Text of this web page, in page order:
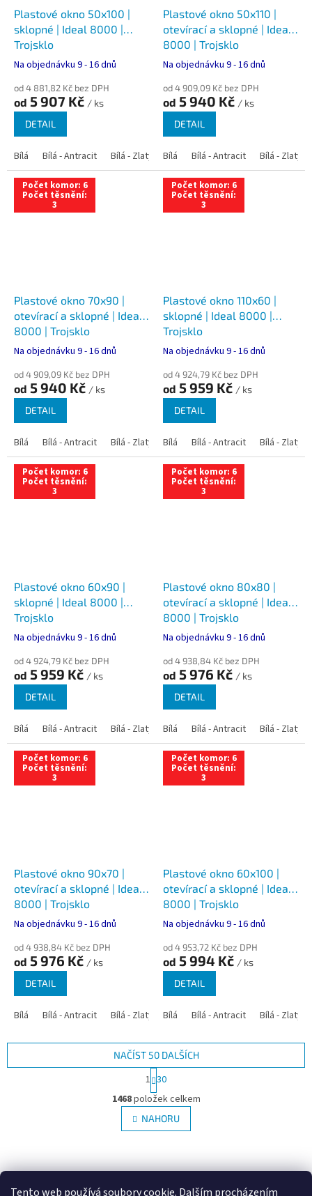
Tento web používá soubory cookie. Dalším procházením
Plastové okno 50x100 |
sklopné | Ideal 8000 |
Trojsklo
Na objednávku 9 - 16 dnů
od 4 881,82 Kč bez DPH
od 5 907 Kč / ks
DETAIL
Bílá Bílá - Antracit Bílá - Zlatý dub Bílá - Tmavý dub Bílá -
Plastové okno 50x110 |
otevírací a sklopné | Ideal
8000 | Trojsklo
Na objednávku 9 - 16 dnů
od 4 909,09 Kč bez DPH
od 5 940 Kč / ks
DETAIL
Bílá Bílá - Antracit Bílá - Zlatý
Počet komor: 6
Počet těsnění:
3
Plastové okno 70x90 |
otevírací a sklopné | Ideal
8000 | Trojsklo
Na objednávku 9 - 16 dnů
od 4 909,09 Kč bez DPH
od 5 940 Kč / ks
DETAIL
Bílá Bílá - Antracit Bílá - Zlatý dub Bílá - Tmavý dub Bílá -
Počet komor: 6
Počet těsnění:
3
Plastové okno 110x60 |
sklopné | Ideal 8000 |
Trojsklo
Na objednávku 9 - 16 dnů
od 4 924,79 Kč bez DPH
od 5 959 Kč / ks
DETAIL
Bílá Bílá - Antracit Bílá - Zlatý
Počet komor: 6
Počet těsnění:
3
Plastové okno 60x90 |
sklopné | Ideal 8000 |
Trojsklo
Na objednávku 9 - 16 dnů
od 4 924,79 Kč bez DPH
od 5 959 Kč / ks
DETAIL
Bílá Bílá - Antracit Bílá - Zlatý dub Bílá - Tmavý dub Bílá -
Počet komor: 6
Počet těsnění:
3
Plastové okno 80x80 |
otevírací a sklopné | Ideal
8000 | Trojsklo
Na objednávku 9 - 16 dnů
od 4 938,84 Kč bez DPH
od 5 976 Kč / ks
DETAIL
Bílá Bílá - Antracit Bílá - Zlatý
Počet komor: 6
Počet těsnění:
3
Plastové okno 90x70 |
otevírací a sklopné | Ideal
8000 | Trojsklo
Na objednávku 9 - 16 dnů
od 4 938,84 Kč bez DPH
od 5 976 Kč / ks
DETAIL
Bílá Bílá - Antracit Bílá - Zlatý dub Bílá - Tmavý dub Bílá -
Počet komor: 6
Počet těsnění:
3
Plastové okno 60x100 |
otevírací a sklopné | Ideal
8000 | Trojsklo
Na objednávku 9 - 16 dnů
od 4 953,72 Kč bez DPH
od 5 994 Kč / ks
DETAIL
Bílá Bílá - Antracit Bílá - Zlatý
O
v
l
á
c
NAČÍST 50 DALŠÍCH
S
t
r
á
n
k
á
í
1 30
1468položek celkem
NAHORU
á